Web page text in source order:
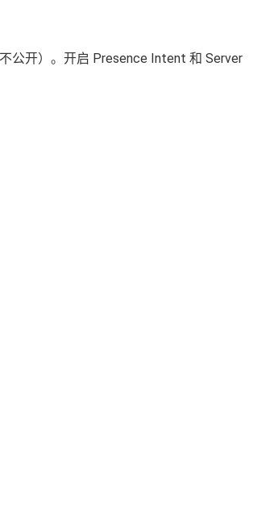
公开）。开启 Presence Intent 和 Server